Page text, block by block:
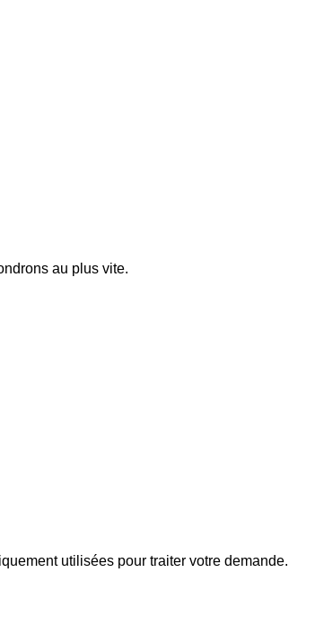
au plus vite.
utilisées pour traiter votre demande.